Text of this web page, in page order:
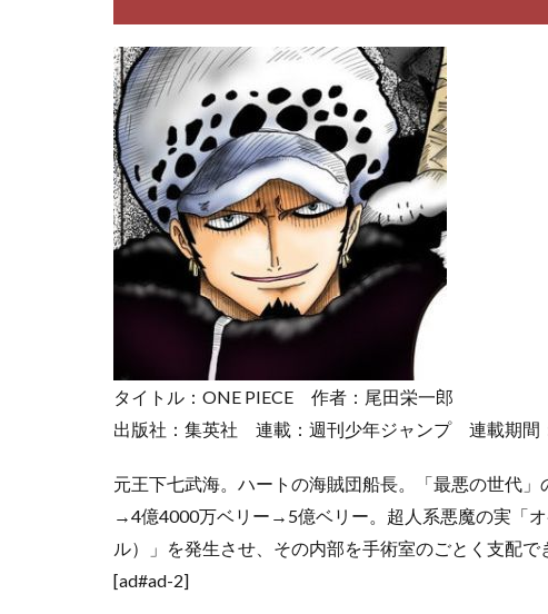
【ONE
PIECE】
トラフ
ァルガ
ー・ロ
ーの名
言・名
セリフ
【ONE
PIECE】
登場人
物一覧
タイトル：ONE PIECE 作者：尾田栄一郎
出版社：集英社 連載：週刊少年ジャンプ 連載期間
元王下七武海。ハートの海賊団船長。「最悪の世代
→4億4000万ベリー→5億ベリー。超人系悪魔の実「
ル）」を発生させ、その内部を手術室のごとく支配で
[ad#ad-2]